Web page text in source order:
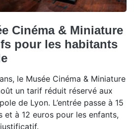
Cinéma & Miniature
pour les habitants
le Musée Cinéma & Miniature
un tarif réduit réservé aux
de Lyon. L’entrée passe à 15
et à 12 euros pour les enfants,